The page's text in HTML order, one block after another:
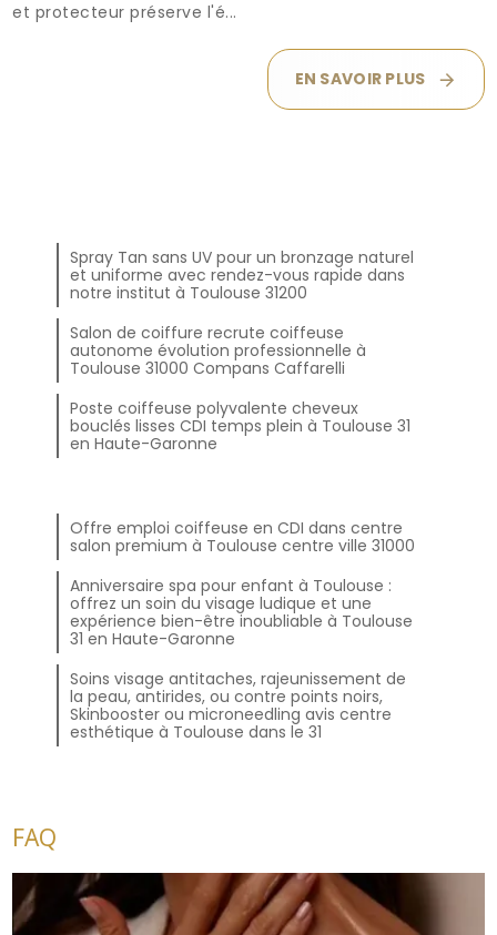
et protecteur préserve l'é...
EN SAVOIR PLUS
Spray Tan sans UV pour un bronzage naturel
et uniforme avec rendez-vous rapide dans
notre institut à Toulouse 31200
Salon de coiffure recrute coiffeuse
autonome évolution professionnelle à
Toulouse 31000 Compans Caffarelli
Poste coiffeuse polyvalente cheveux
bouclés lisses CDI temps plein à Toulouse 31
en Haute-Garonne
Offre emploi coiffeuse en CDI dans centre
salon premium à Toulouse centre ville 31000
Anniversaire spa pour enfant à Toulouse :
offrez un soin du visage ludique et une
expérience bien-être inoubliable à Toulouse
31 en Haute-Garonne
Soins visage antitaches, rajeunissement de
la peau, antirides, ou contre points noirs,
Skinbooster ou microneedling avis centre
esthétique à Toulouse dans le 31
FAQ